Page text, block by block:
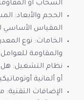
السحاب أو
الحجم والأبعاد:
المقياس الأساسي
الخامات: نوع
والمقاومة للعوامل
نظام التشغيل: هل
أو ألمانية
الإضافات